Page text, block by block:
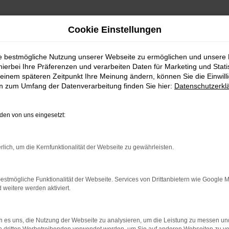
kaufen
Renault Captur Neuwagen
Motorenleistung? Ultramoderne Assistenzsysteme, die Ihr
den Kauf eines Renault Captur Neuwagens. Mit einem
Ihren Traumwagen nach Ihren individuellen Wünschen
Sie sich Ihren ureigenen Mobilitätstraum. Wir sind echte
Network Error
Cookie Einstellungen
bestmögliche Nutzung unserer Webseite zu ermöglichen und unsere
Ihre Präferenzen und verarbeiten Daten für Marketing und
späteren Zeitpunkt Ihre Meinung ändern, können Sie die
zum Umfang der Datenverarbeitung finden Sie hier:
von uns eingesetzt:
um die Kernfunktionalität der Webseite zu gewährleisten.
Funktionalität der Webseite. Services von Drittanbietern wie Google
weitere werden aktiviert.
es uns, die Nutzung der Webseite zu analysieren, um die Leistung zu messen